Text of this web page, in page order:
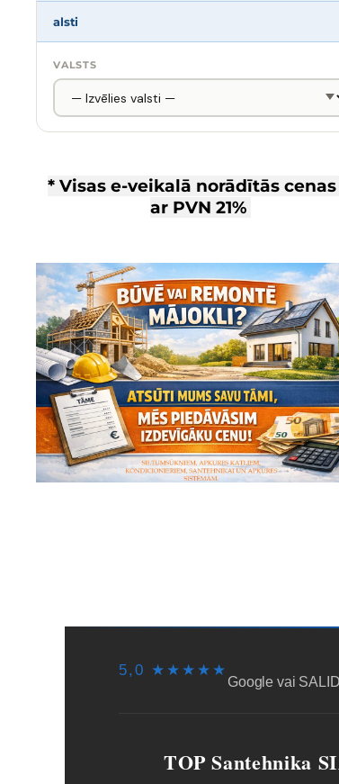
alsti
VALSTS
* Visas e-veikalā norādītās
ar PVN 21%
5,0 ★★★★★
Google vai
TOP Santehnika